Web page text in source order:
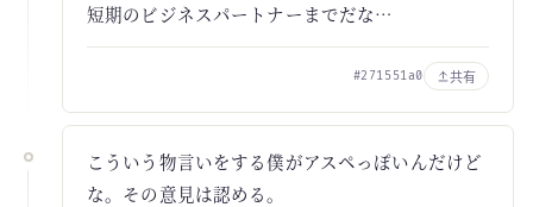
短期のビジネスパートナーまでだな…
#271551a0 共有
こういう物言いをする僕がアスペっぽいんだけど
な。その意見は認める。